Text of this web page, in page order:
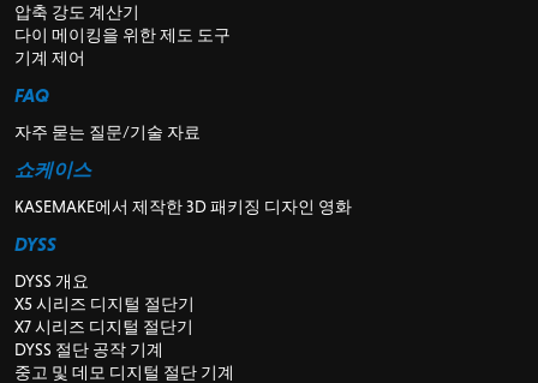
압축 강도 계산기
다이 메이킹을 위한 제도 도구
기계 제어
FAQ
자주 묻는 질문/기술 자료
쇼케이스
KASEMAKE에서 제작한 3D 패키징 디자인 영화
DYSS
DYSS 개요
X5 시리즈 디지털 절단기
X7 시리즈 디지털 절단기
DYSS 절단 공작 기계
중고 및 데모 디지털 절단 기계